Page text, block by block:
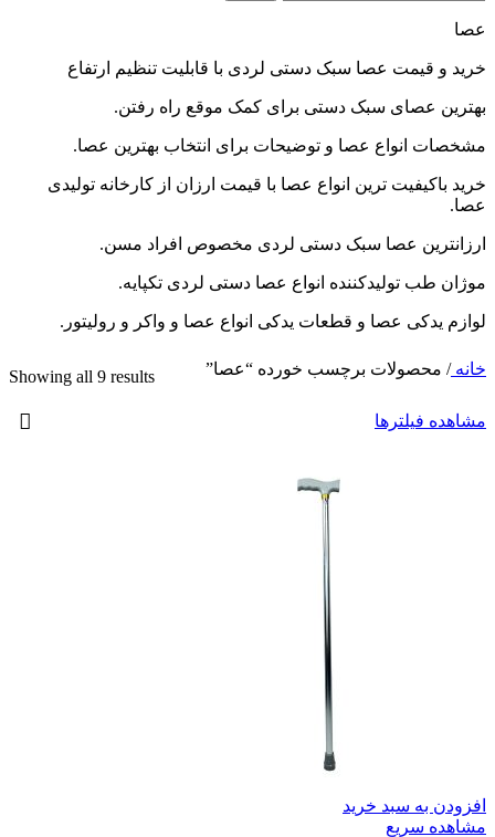
عصا
خرید و قیمت عصا سبک دستی لردی با قابلیت تنظیم ارتفاع
بهترین عصای سبک دستی برای کمک موقع راه رفتن.
مشخصات انواع عصا و توضیحات برای انتخاب بهترین عصا.
خرید باکیفیت ترین انواع عصا با قیمت ارزان از کارخانه تولیدی
عصا.
ارزانترین عصا سبک دستی لردی مخصوص افراد مسن.
موژان طب تولیدکننده انواع عصا دستی لردی تکپایه.
لوازم یدکی عصا و قطعات یدکی انواع عصا و واکر و رولیتور.
خانه/ محصولات برچسب خورده “عصا” Showing all 9 results
مشاهده فیلترها
افزودن به سبد خرید
مشاهده سریع